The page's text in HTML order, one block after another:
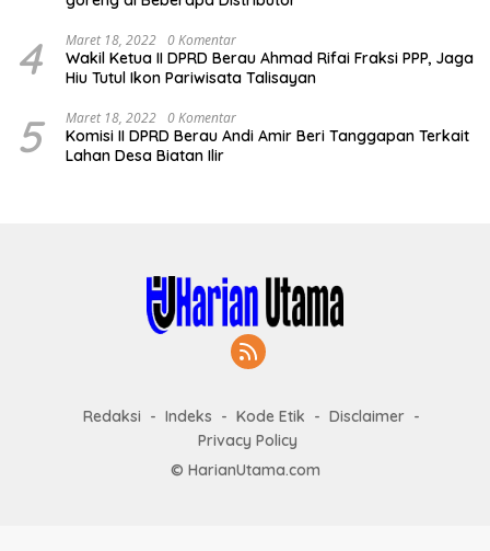
4 Maret 18, 2022 0 Komentar
Wakil Ketua II DPRD Berau Ahmad Rifai Fraksi PPP, Jaga
Hiu Tutul Ikon Pariwisata Talisayan
5 Maret 18, 2022 0 Komentar
Komisi II DPRD Berau Andi Amir Beri Tanggapan Terkait
Lahan Desa Biatan Ilir
Redaksi Indeks Kode Etik
Disclaimer
Privacy Policy
© HarianUtama.com